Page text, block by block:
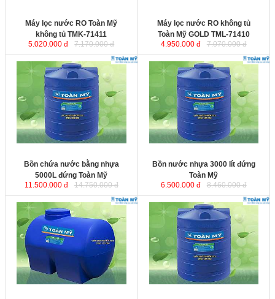
Máy lọc nước RO Toàn Mỹ
không tủ TMK-71411
5.020.000 đ
7.170.000 đ
Máy lọc nước RO không tủ
Toàn Mỹ GOLD TML-71410
4.950.000 đ
7.070.000 đ
Bồn chứa nước bằng nhựa 5000L
đứng Toàn Mỹ được sản xuất từ
hạt nhựa nguyên sinh nhập khẩu
đảm bảo an toàn vệ sinh thực
phẩm. Chịu được mọi điều kiện
khắc nghiệt của thời tiết, đặc biệt
sử dụng tốt cho những vùng nước
bị nhiễm phèn, nhiễm mặn.
Bồn chứa nước bằng nhựa
5000L đứng Toàn Mỹ
11.500.000 đ
14.750.000 đ
Bồn nước nhựa 3000 lít đứng
được sản xuất từ hạt nhựa
nguyên sinh nhập khẩu đảm bảo
an toàn vệ sinh thực phẩm. Chịu
được mọi điều kiện khắc nghiệt của
thời tiết, đặc biệt sử dụng tốt cho
những vùng nước bị nhiễm phèn,
nhiễm mặn.
Bồn nước nhựa 3000 lít đứng
Toàn Mỹ
6.500.000 đ
8.460.000 đ
Bồn nước nhựa 2000 lít ngang
Toàn Mỹ được sản xuất từ hạt nhựa
nguyên sinh nhập khẩu đảm bảo
an toàn vệ sinh thực phẩm. Chịu
được mọi điều kiện khắc nghiệt của
thời tiết, đặc biệt sử dụng tốt cho
những vùng nước bị nhiễm phèn,
nhiễm mặn.
Bồn nhựa Toàn Mỹ 2000 lít
được sản xuất từ hạt nhựa
nguyên sinh nhập khẩu đảm bảo
an toàn vệ sinh thực phẩm. Chịu
được mọi điều kiện khắc nghiệt của
thời tiết, đặc biệt sử dụng tốt cho
những vùng nước bị nhiễm phèn,
nhiễm mặn.